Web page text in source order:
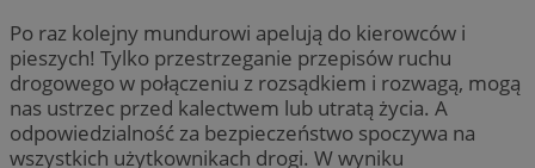
Po raz kolejny mundurowi apelują do kierowców i
pieszych! Tylko przestrzeganie przepisów ruchu
drogowego w połączeniu z rozsądkiem i rozwagą, mogą
nas ustrzec przed kalectwem lub utratą życia. A
odpowiedzialność za bezpieczeństwo spoczywa na
wszystkich użytkownikach drogi. W wyniku